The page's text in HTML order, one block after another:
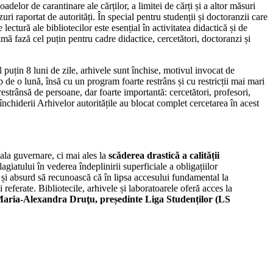
de carantinare ale cărților, a limitei de cărți și a altor măsuri
raportat de autorități. În special pentru studenții și doctoranzii care
ale bibliotecilor este esențial în activitatea didactică și de
fază cel puțin pentru cadre didactice, cercetători, doctoranzi și
puțin 8 luni de zile, arhivele sunt închise, motivul invocat de
o lună, însă cu un program foarte restrâns și cu restricții mai mari
de persoane, dar foarte importantă: cercetători, profesori,
Arhivelor autoritățile au blocat complet cercetarea în acest
guvernare, ci mai ales la scăderea drastică a calității
în vederea îndeplinirii superficiale a obligațiilor
absurd să recunoască că în lipsa accesului fundamental la
Bibliotecile, arhivele și laboratoarele oferă acces la
Alexandra Druţu, președinte Liga Studenților (LS